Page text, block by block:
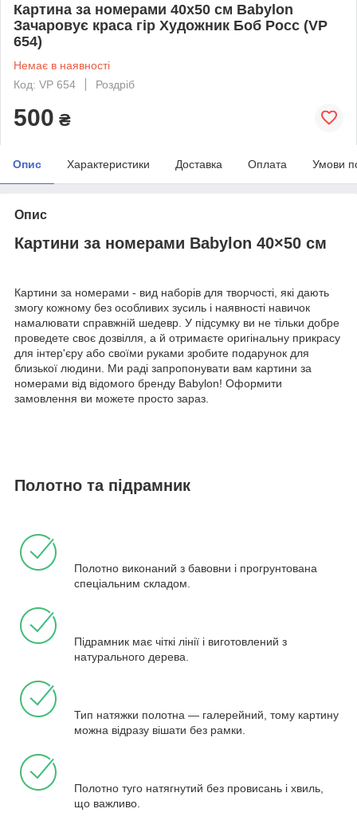
Картина за номерами 40х50 см Babylon
Зачаровує краса гір Художник Боб Росс (VP
654)
Немає в наявності
Код: VP 654
Роздріб
500 ₴
Опис Характеристики Доставка Оплата Умови
Опис
Картини за номерами Babylon 40×50 см
Картини за номерами - вид наборів для творчості, які дають
змогу кожному без особливих зусиль і наявності навичок
намалювати справжній шедевр. У підсумку ви не тільки добре
проведете своє дозвілля, а й отримаєте оригінальну прикрасу
для інтер'єру або своїми руками зробите подарунок для
близької людини. Ми раді запропонувати вам картини за
номерами від відомого бренду Babylon! Оформити
замовлення ви можете просто зараз.
Полотно та підрамник
Полотно виконаний з бавовни і прогрунтована
спеціальним складом.
Підрамник має чіткі лінії і виготовлений з
натурального дерева.
Тип натяжки полотна — галерейний, тому картину
можна відразу вішати без рамки.
Полотно туго натягнутий без провисань і хвиль,
що важливо.